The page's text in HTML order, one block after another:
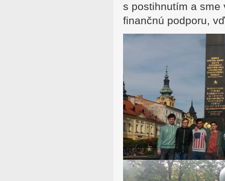
s postihnutím a sme
finančnú podporu,